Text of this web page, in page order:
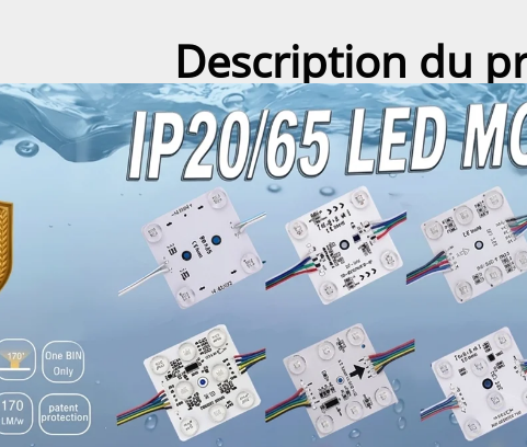
Description du